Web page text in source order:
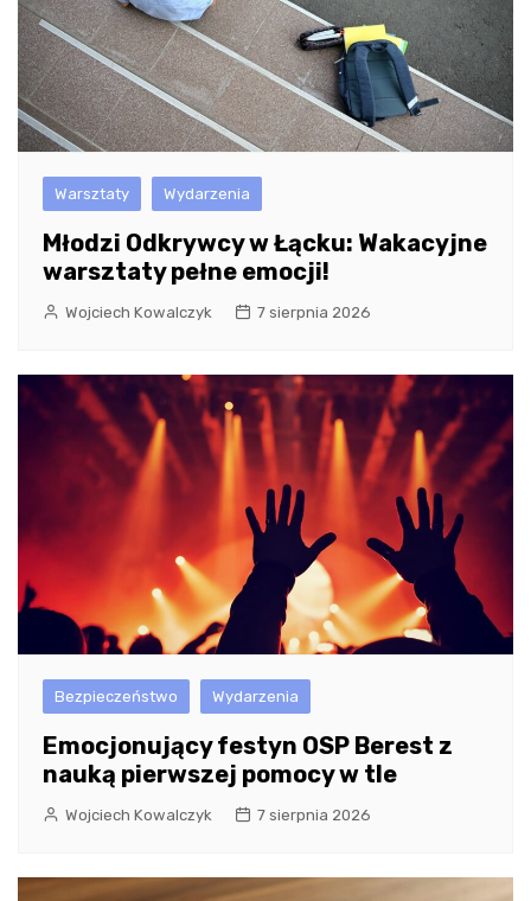
Warsztaty Wydarzenia
Młodzi Odkrywcy w Łącku: Wakacyjne
warsztaty pełne emocji!
Wojciech Kowalczyk 7 sierpnia 2026
Bezpieczeństwo Wydarzenia
Emocjonujący festyn OSP Berest z
nauką pierwszej pomocy w tle
Wojciech Kowalczyk 7 sierpnia 2026